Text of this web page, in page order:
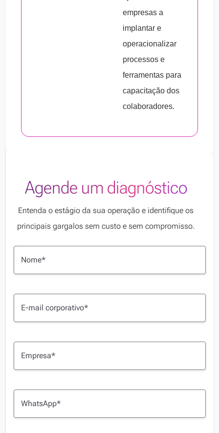
7. Defina um feedback consistente aos
8. Aproveite os tantos canais métodos e
canais para aplicar os treinamentos
empresas a
implantar e
operacionalizar
processos e
ferramentas para
capacitação dos
colaboradores.
Agende um diagnóstico
Entenda o estágio da sua operação e identifique os
principais gargalos sem custo e sem compromisso.